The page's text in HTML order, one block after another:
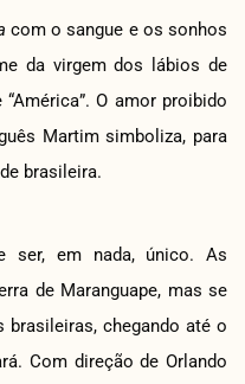
com o sangue e os sonhos
da virgem dos lábios de
O amor proibido
Martim simboliza, para
brasileira.
ser, em nada, único. As
de Maranguape, mas se
chegando até o
Com direção de Orlando